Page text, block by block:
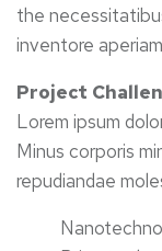
the
inventore
Project
Lorem ipsum
Minus corporis
repudiandae